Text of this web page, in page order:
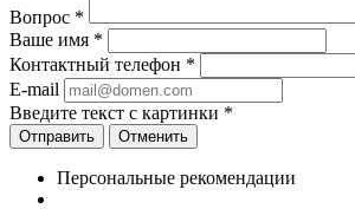
Вопрос *
Ваше имя *
Контактный телефон *
E-mail
Введите текст с картинки *
Отменить
Персональные рекомендации